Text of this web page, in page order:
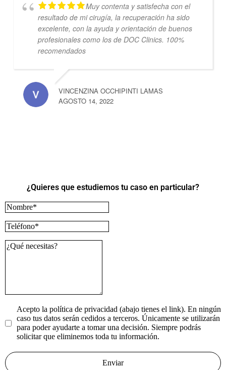
Muy contenta y satisfecha con el
resultado de mi cirugía, la recuperación ha sido
excelente, con la ayuda y orientación de buenos
profesionales como los de DOC Clinics. 100%
recomendados
VINCENZINA OCCHIPINTI LAMAS
AGOSTO 14, 2022
¿Quieres que estudiemos tu caso en particular?